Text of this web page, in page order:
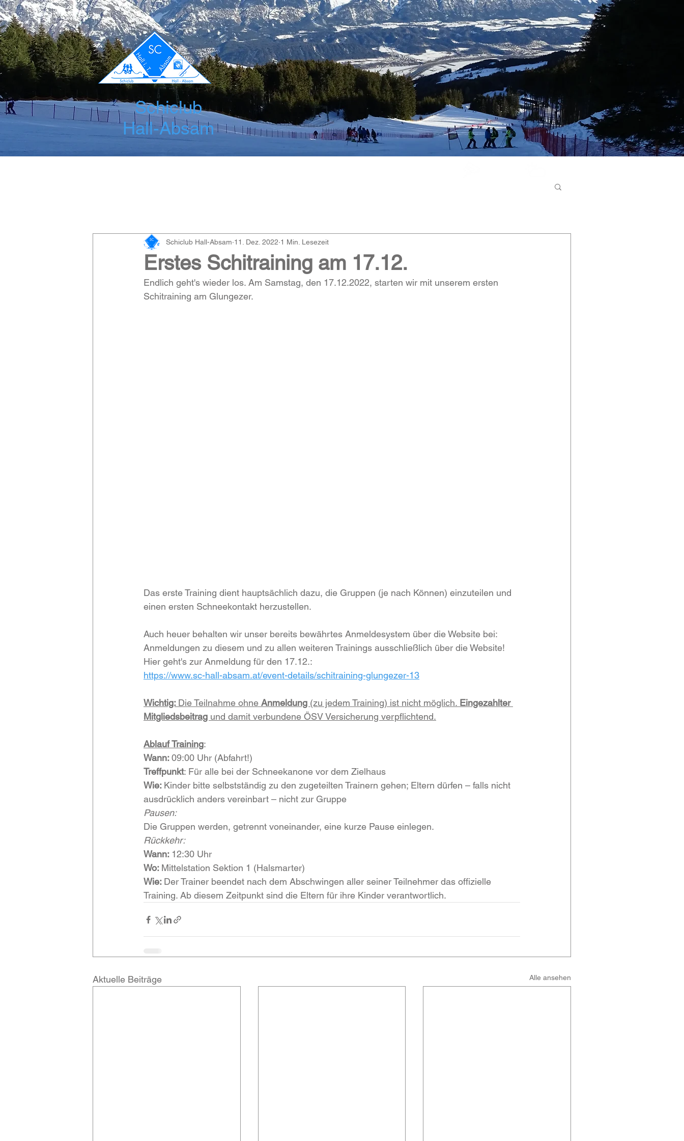
Schiclub
Hall-Absam
Erstes Schitraining am 17.12.
Schiclub Hall-Absam 11. Dez. 2022 1 Min. Lesezeit
Endlich geht's wieder los. Am Samstag, den 17.12.2022, starten wir mit unserem ersten
Schitraining am Glungezer.
Das erste Training dient hauptsächlich dazu, die Gruppen (je nach Können) einzuteilen und
einen ersten Schneekontakt herzustellen.
Auch heuer behalten wir unser bereits bewährtes Anmeldesystem über die Website bei:
Anmeldungen zu diesem und zu allen weiteren Trainings ausschließlich über die Website!
Hier geht's zur Anmeldung für den 17.12.:
https://www.sc-hall-absam.at/event-details/schitraining-glungezer-13
Wichtig: Die Teilnahme ohne Anmeldung (zu jedem Training) ist nicht möglich. Eingezahlter
Mitgliedsbeitrag und damit verbundene ÖSV Versicherung verpflichtend.
Ablauf Training:
Wann: 09:00 Uhr (Abfahrt!)
Treffpunkt: Für alle bei der Schneekanone vor dem Zielhaus
Wie: Kinder bitte selbstständig zu den zugeteilten Trainern gehen; Eltern dürfen – falls nicht
ausdrücklich anders vereinbart – nicht zur Gruppe
Pausen:
Die Gruppen werden, getrennt voneinander, eine kurze Pause einlegen.
Rückkehr:
Wann: 12:30 Uhr
Wo: Mittelstation Sektion 1 (Halsmarter)
Wie: Der Trainer beendet nach dem Abschwingen aller seiner Teilnehmer das offizielle
Training. Ab diesem Zeitpunkt sind die Eltern für ihre Kinder verantwortlich.
Aktuelle Beiträge Alle ansehen